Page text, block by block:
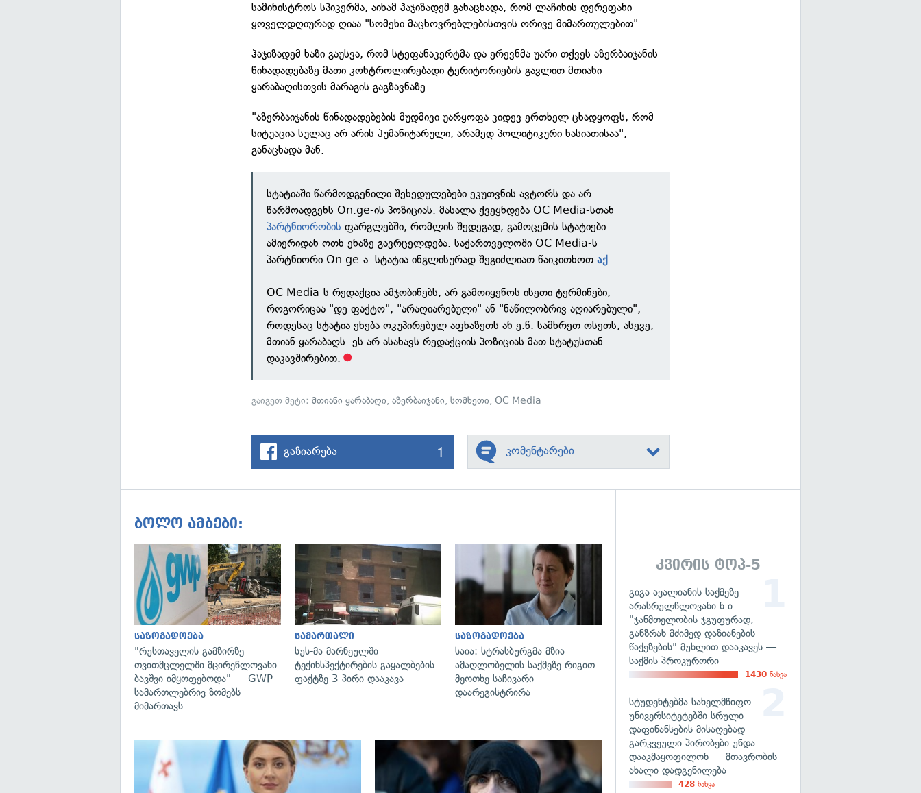
სამინისტროს სპიკერმა, აიხამ ჰაჯიზადემ განაცხადა, რომ ლაჩინის დერეფანი
ყოველდღიურად ღიაა "სომეხი მაცხოვრებლებისთვის ორივე მიმართულებით".
ჰაჯიზადემ ხაზი გაუსვა, რომ სტეფანაკერტმა და ერევნმა უარი თქვეს აზერბაიჯანის
წინადადებაზე მათი კონტროლირებადი ტერიტორიების გავლით მთიანი
ყარაბაღისთვის მარაგის გაგზავნაზე.
"აზერბაიჯანის წინადადებების მუდმივი უარყოფა კიდევ ერთხელ ცხადყოფს, რომ
სიტუაცია სულაც არ არის ჰუმანიტარული, არამედ პოლიტიკური ხასიათისაა", —
განაცხადა მან.
სტატიაში წარმოდგენილი შეხედულებები ეკუთვნის ავტორს და არ
წარმოადგენს On.ge-ის პოზიციას. მასალა ქვეყნდება OC Media-სთან
პარტნიორობის ფარგლებში, რომლის შედეგად, გამოცემის სტატიები
ამიერიდან ოთხ ენაზე გავრცელდება. საქართველოში OC Media-ს
პარტნიორი On.ge-ა. სტატია ინგლისურად შეგიძლიათ წაიკითხოთაქ.
OC Media-ს რედაქცია ამჯობინებს, არ გამოიყენოს ისეთი ტერმინები,
როგორიცაა "დე ფაქტო", "არაღიარებული" ან "ნაწილობრივ აღიარებული",
როდესაც სტატია ეხება ოკუპირებულ აფხაზეთს ან ე.წ. სამხრეთ ოსეთს, ასევე,
მთიან ყარაბაღს. ეს არ ასახავს რედაქციის პოზიციას მათ სტატუსთან
დაკავშირებით.
გაიგეთ მეტი:მთიანი ყარაბაღი,აზერბაიჯანი,სომხეთი,OC Media
გაზიარება 1 კომენტარები
ბოლო ამბები:
გადახედვა
საზოგადოება
"რუსთაველის გამზირზე
თვითმცლელში მცირეწლოვანი
ბავშვი იმყოფებოდა" — GWP
სამართლებრივ ზომებს
მიმართავს
გადახედვა
სამართალი
სუს-მა მარნეულში
ტექინსპექტირების გაყალბების
ფაქტზე 3 პირი დააკავა
გადახედვა
საზოგადოება
საია: სტრასბურგმა მზია
ამაღლობელის საქმეზე რიგით
მეოთხე საჩივარი
დაარეგისტრირა
გადახედვა გადახედვა
კვირის ტოპ-5
გიგა ავალიანის საქმეზე
არასრულწლოვანი ნ.ი.
"ჯანმთელობის ჯგუფურად,
განზრახ მძიმედ დაზიანების
წაქეზების" მუხლით დააკავეს —
საქმის პროკურორი
1430 ნახვა
სტუდენტებმა სახელმწიფო
უნივერსიტეტებში სრული
დაფინანსების მისაღებად
გარკვეული პირობები უნდა
დააკმაყოფილონ — მთავრობის
ახალი დადგენილება
428 ნახვა